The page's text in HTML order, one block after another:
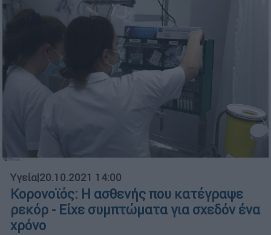
Υγεία|20.10.2021 14:00
Κορονοϊός: Η ασθενής που κατέγραψε
ρεκόρ - Είχε συμπτώματα για σχεδόν ένα
χρόνο